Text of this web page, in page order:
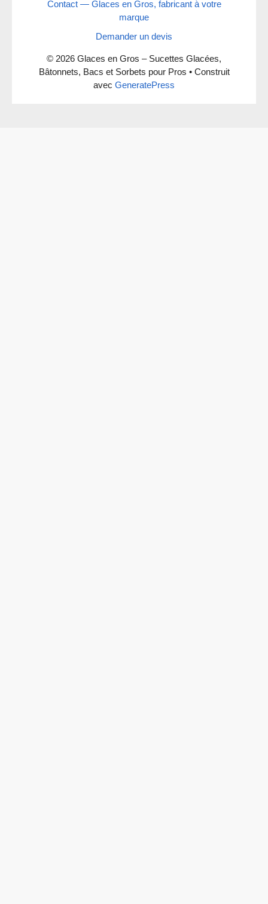
Contact — Glaces en Gros, fabricant à votre
marque
Demander un devis
© 2026 Glaces en Gros – Sucettes Glacées,
Bâtonnets, Bacs et Sorbets pour Pros • Construit
avec GeneratePress